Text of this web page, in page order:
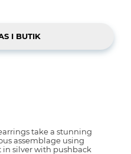
take a stunning
assemblage using
in silver with pushback